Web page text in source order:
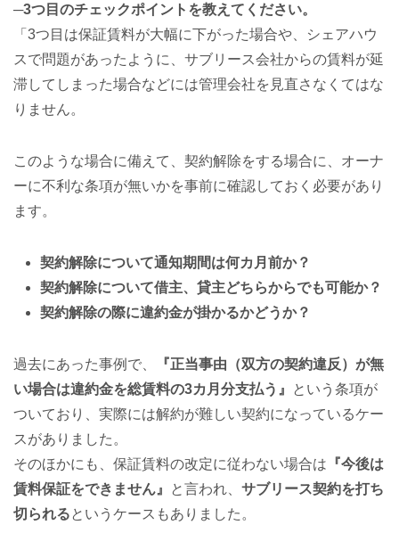
─3つ目のチェックポイントを教えてください。
「3つ目は保証賃料が大幅に下がった場合や、シェアハウ
スで問題があったように、サブリース会社からの賃料が延
滞してしまった場合などには管理会社を見直さなくてはな
りません。
このような場合に備えて、契約解除をする場合に、オーナ
ーに不利な条項が無いかを事前に確認しておく必要があり
ます。
契約解除について通知期間は何カ月前か？
契約解除について借主、貸主どちらからでも可能か？
契約解除の際に違約金が掛かるかどうか？
過去にあった事例で、
『正当事由（双方の契約違反）が無
い場合は違約金を総賃料の3カ月分支払う』
という条項が
ついており、実際には解約が難しい契約になっているケー
スがありました。
そのほかにも、保証賃料の改定に従わない場合は 『今後は
賃料保証をできません』
と言われ、 サブリース契約を打ち
切られるというケースもありました。